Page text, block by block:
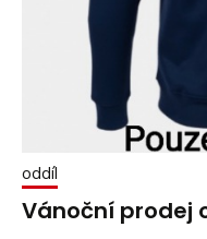
oddíl
Vánoční prodej